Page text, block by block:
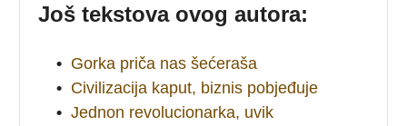
Još tekstova ovog autora:
• Gorka priča nas šećeraša
• Civilizacija kaput, biznis pobjeđuje
• Jednon revolucionarka, uvik